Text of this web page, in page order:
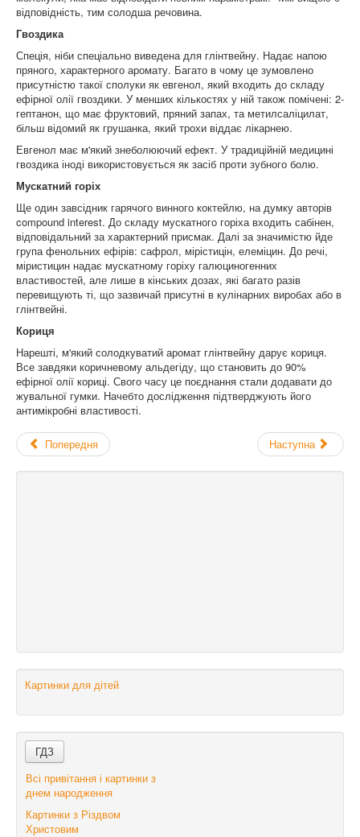
відповідність, тим солодша речовина.
Гвоздика
Спеція, ніби спеціально виведена для глінтвейну. Надає напою
пряного, характерного аромату. Багато в чому це зумовлено
присутністю такої сполуки як евгенол, який входить до складу
ефірної олії гвоздики. У менших кількостях у ній також помічені: 2-
гептанон, що має фруктовий, пряний запах, та метилсаліцилат,
більш відомий як грушанка, який трохи віддає лікарнею.
Евгенол має м'який знеболюючий ефект. У традиційній медицині
гвоздика іноді використовується як засіб проти зубного болю.
Мускатний горіх
Ще один завсідник гарячого винного коктейлю, на думку авторів
compound interest. До складу мускатного горіха входить сабінен,
відповідальний за характерний присмак. Далі за значимістю йде
група фенольних ефірів: сафрол, мірістицін, елеміцин. До речі,
міристицин надає мускатному горіху галюциногенних
властивостей, але лише в кінських дозах, які багато разів
перевищують ті, що зазвичай присутні в кулінарних виробах або в
глінтвейні.
Кориця
Нарешті, м'який солодкуватий аромат глінтвейну дарує кориця.
Все завдяки коричневому альдегіду, що становить до 90%
ефірної олії кориці. Свого часу це поєднання стали додавати до
жувальної гумки. Начебто дослідження підтверджують його
антимікробні властивості.
Попередня Наступна
Картинки для дітей
Всі привітання і картинки з
днем народження
Картинки з Різдвом
Христовим